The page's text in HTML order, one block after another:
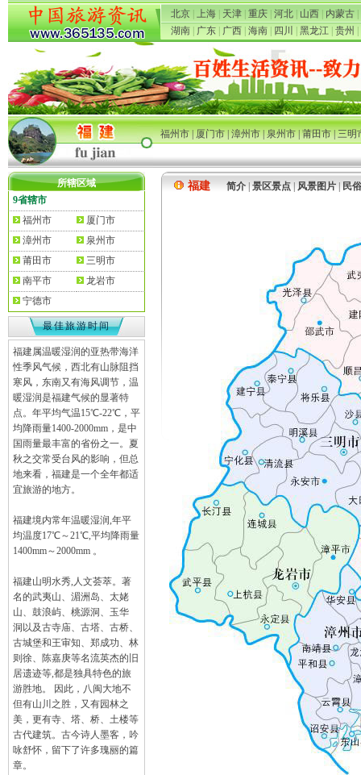
北京 上海 天津 重庆 河北 山西 内蒙古
湖南
广东 广西 海南 四川 黑龙江 贵州
福州市|厦门市|漳州市|泉州市|莆田市|三明
所辖区域
9省辖市
福州市
厦门市
漳州市
泉州市
莆田市
三明市
南平市
龙岩市
宁德市
最佳旅游时间
福建属温暖湿润的亚热带海洋
性季风气候，西北有山脉阻挡
寒风，东南又有海风调节，温
暖湿润是福建气候的显著特
点。年平均气温15℃-22℃，平
均降雨量1400-2000mm，是中
国雨量最丰富的省份之一。夏
秋之交常受台风的影响，但总
地来看，福建是一个全年都适
宜旅游的地方。
福建境内常年温暖湿润,年平
均温度17℃～21℃,平均降雨量
1400mm～2000mm 。
福建山明水秀,人文荟萃。著
名的武夷山、湄洲岛、太姥
山、鼓浪屿、桃源洞、玉华
洞以及古寺庙、古塔、古桥、
古城堡和王审知、郑成功、林
则徐、陈嘉庚等名流英杰的旧
居遗迹等,都是独具特色的旅
游胜地。 因此，八闽大地不
但有山川之胜，又有园林之
美，更有寺、塔、桥、土楼等
古代建筑。古今诗人墨客，吟
咏舒怀，留下了许多瑰丽的篇
章。
福建 简介| 景区景点 风景图片 民